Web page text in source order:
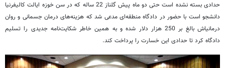
حدادی بسته نشده است حتی دو ماه پیش گلناز 22 ساله که در سن خوزه ایالت کالیفرنیا
دانشجو است با حضور در دادگاه منطقه‌ای مدعی شد که هزینه‌های درمان جسمانی و روان
درمانی‎اش بالغ بر 250 هزار دلار شده و به همین خاطر شکایت‌نامه جدیدی را تسلیم
دادگاه کرد تا حدادی این خسارت را پرداخت کند.